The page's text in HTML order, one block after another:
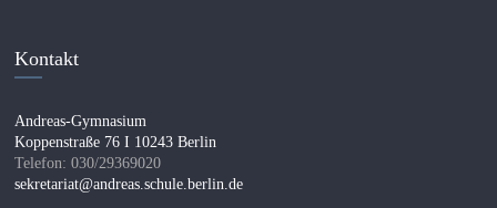
Kontakt
Andreas-Gymnasium
Koppenstraße 76 I 10243 Berlin
Telefon: 030/29369020
sekretariat@andreas.schule.berlin.de